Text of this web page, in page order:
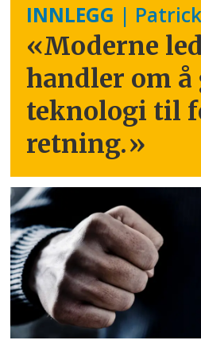
INNLEGG |
«Moderne
handler om å
teknologi til
retning.»